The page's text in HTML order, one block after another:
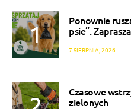
Ponownie
psie”.
7 SIERPNIA, 2026
Czasowe
zielonych